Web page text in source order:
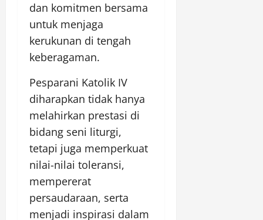
dan komitmen bersama
untuk menjaga
kerukunan di tengah
keberagaman.
Pesparani Katolik IV
diharapkan tidak hanya
melahirkan prestasi di
bidang seni liturgi,
tetapi juga memperkuat
nilai-nilai toleransi,
mempererat
persaudaraan, serta
menjadi inspirasi dalam